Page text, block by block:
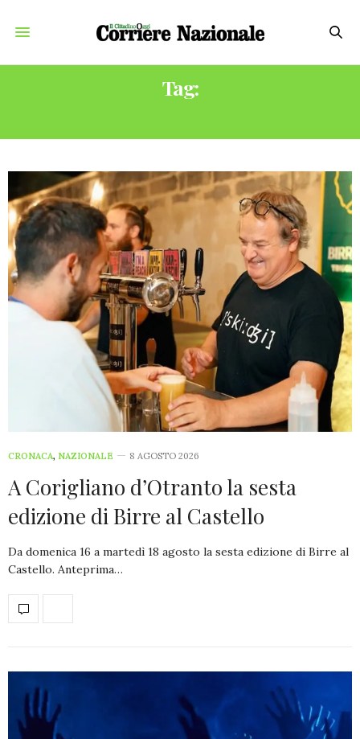
Tag:
CRONACA, NAZIONALE 8 AGOSTO 2026
A Corigliano d’Otranto la sesta
edizione di Birre al Castello
Da domenica 16 a martedì 18 agosto la sesta edizione di Birre al
Castello. Anteprima…